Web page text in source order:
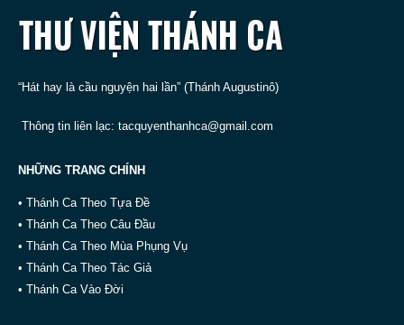
“Hát hay là cầu nguyện hai lần” (Thánh Augustinô)
Thông tin liên lạc: tacquyenthanhca@gmail.com
NHỮNG TRANG CHÍNH
• Thánh Ca Theo Tựa Đề
• Thánh Ca Theo Câu Đầu
• Thánh Ca Theo Mùa Phụng Vụ
• Thánh Ca Theo Tác Giả
• Thánh Ca Vào Đời